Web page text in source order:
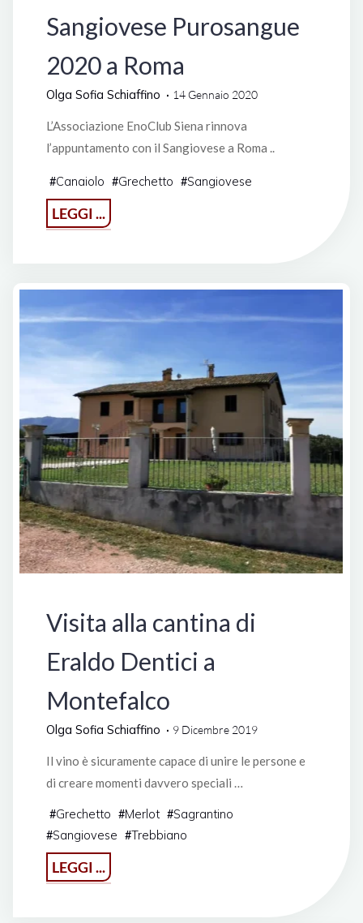
Sangiovese Purosangue
2020 a Roma
Olga Sofia Schiaffino 14 Gennaio 2020
L’Associazione EnoClub Siena rinnova
l’appuntamento con il Sangiovese a Roma ..
#Canaiolo #Grechetto #Sangiovese
LEGGI ...
Purosangue
Visita alla cantina di
Eraldo Dentici a
Montefalco
Olga Sofia Schiaffino 9 Dicembre 2019
Il vino è sicuramente capace di unire le persone e
di creare momenti davvero speciali …
#Grechetto #Merlot #Sagrantino
#Sangiovese #Trebbiano
LEGGI ...
alla